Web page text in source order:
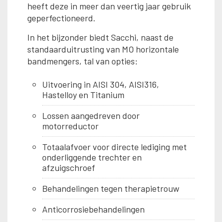
heeft deze in meer dan veertig jaar gebruik
geperfectioneerd.
In het bijzonder biedt Sacchi, naast de
standaarduitrusting van MO horizontale
bandmengers, tal van opties:
Uitvoering in AISI 304, AISI316,
Hastelloy en Titanium
Lossen aangedreven door
motorreductor
Totaalafvoer voor directe lediging met
onderliggende trechter en
afzuigschroef
Behandelingen tegen therapietrouw
Anticorrosiebehandelingen